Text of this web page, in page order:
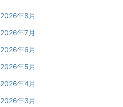
2026年8月
2026年7月
2026年6月
2026年5月
2026年4月
2026年3月